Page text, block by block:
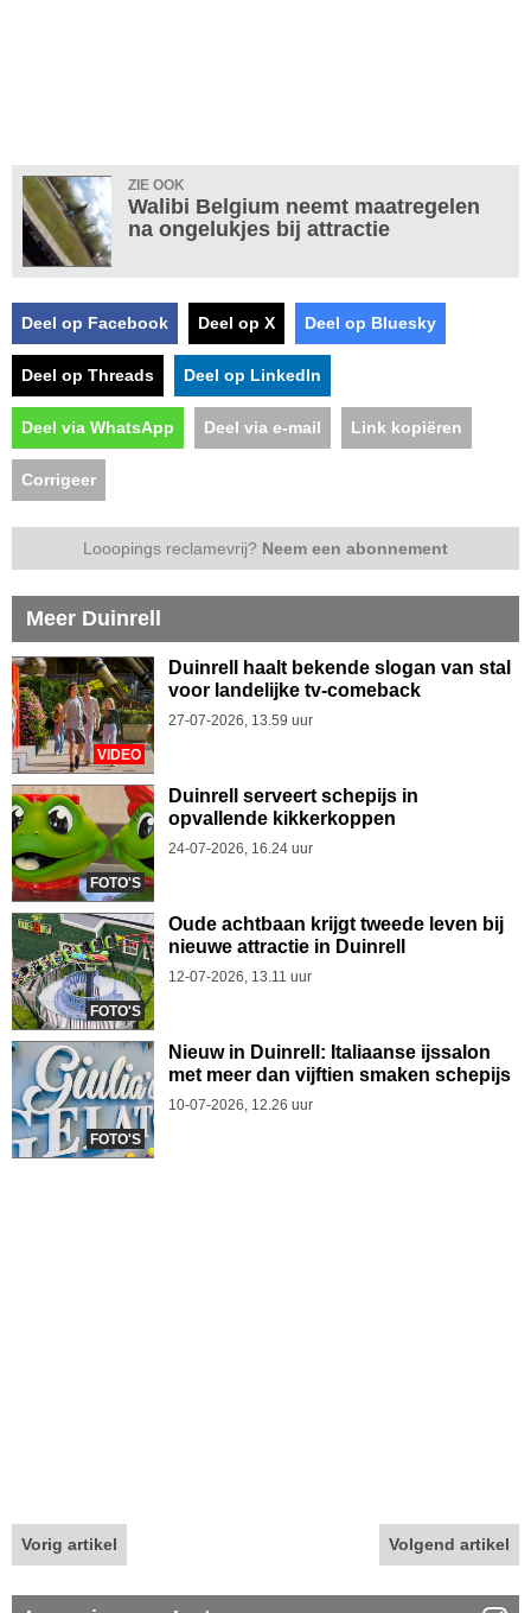
ZIE OOK
Walibi Belgium neemt maatregelen
na ongelukjes bij attractie
Deel op Facebook Deel op X Deel op Bluesky
Deel op Threads Deel op LinkedIn
Deel via WhatsApp Deel via e-mail Link kopiëren
Corrigeer
Looopings reclamevrij? Neem een abonnement
Meer Duinrell
VIDEO
Duinrell haalt bekende slogan van stal
voor landelijke tv-comeback
27-07-2026, 13.59 uur
FOTO'S
Duinrell serveert schepijs in
opvallende kikkerkoppen
24-07-2026, 16.24 uur
FOTO'S
Oude achtbaan krijgt tweede leven bij
nieuwe attractie in Duinrell
12-07-2026, 13.11 uur
FOTO'S
Nieuw in Duinrell: Italiaanse ijssalon
met meer dan vijftien smaken schepijs
10-07-2026, 12.26 uur
Vorig artikel Volgend artikel